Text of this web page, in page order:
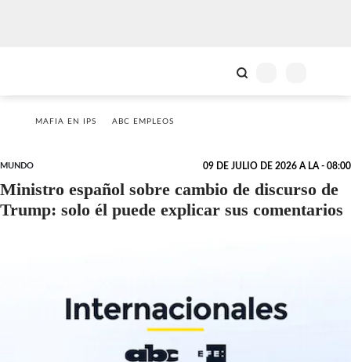
MAFIA EN IPS ABC EMPLEOS
MUNDO 09 DE JULIO DE 2026 A LA - 08:00
Ministro español sobre cambio de discurso de
Trump: solo él puede explicar sus comentarios